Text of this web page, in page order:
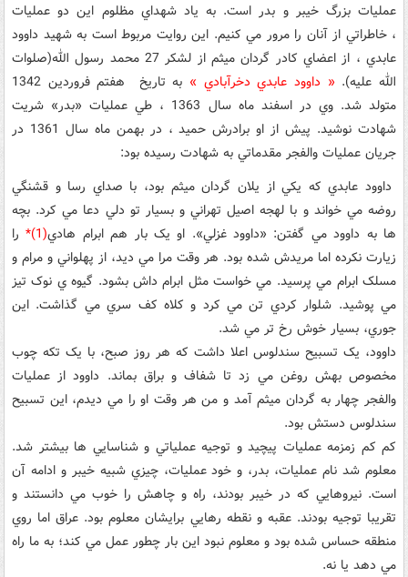
عمليات بزرگ خيبر و بدر است. به ياد شهداي مظلوم اين دو عمليات
، خاطراتي از آنان را مرور مي کنيم. اين روايت مربوط است به شهيد داوود
عابدي ، از اعضاي کادر گردان ميثم از لشکر 27 محمد رسول الله(صلوات
الله عليه). « داوود عابدي دخرآبادي »
به تاريخ هفتم فروردين 1342
متولد شد. وي در اسفند ماه سال 1363 ، طي عمليات «بدر» شريت
شهادت نوشيد. پيش از او برادرش حميد ، در بهمن ماه سال 1361 در
جريان عمليات والفجر مقدماتي به شهادت رسيده بود:
داوود عابدي که يکي از يلان گردان ميثم بود، با صداي رسا و قشنگي
روضه مي خواند و با لهجه اصيل تهراني و بسيار تو دلي دعا مي کرد. بچه
ها به داوود مي گفتن: «داوود غزلي». او يک بار هم ابرام هادي(1)*
را
زيارت نکرده اما مريدش شده بود. هر وقت مرا مي ديد، از پهلواني و مرام و
مسلک ابرام مي پرسيد. مي خواست مثل ابرام داش بشود. گيوه ي نوک تيز
مي پوشيد. شلوار کردي تن مي کرد و کلاه کف سري مي گذاشت. اين
جوري، بسيار خوش رخ تر مي شد.
داوود، يک تسبيح سندلوس اعلا داشت که هر روز صبح، با يک تکه چوب
مخصوص بهش روغن مي زد تا شفاف و براق بماند. داوود از عمليات
والفجر چهار به گردان ميثم آمد و من هر وقت او را مي ديدم، اين تسبيح
سندلوس دستش بود.
کم کم زمزمه عمليات پيچيد و توجيه عملياتي و شناسايي ها بيشتر شد.
معلوم شد نام عمليات، بدر، و خود عمليات، چيزي شبيه خيبر و ادامه آن
است. نيروهايي که در خيبر بودند، راه و چاهش را خوب مي دانستند و
تقريبا توجيه بودند. عقبه و نقطه رهايي برايشان معلوم بود. عراق اما روي
منطقه حساس شده بود و معلوم نبود اين بار چطور عمل مي کند؛ به ما راه
مي دهد يا نه.